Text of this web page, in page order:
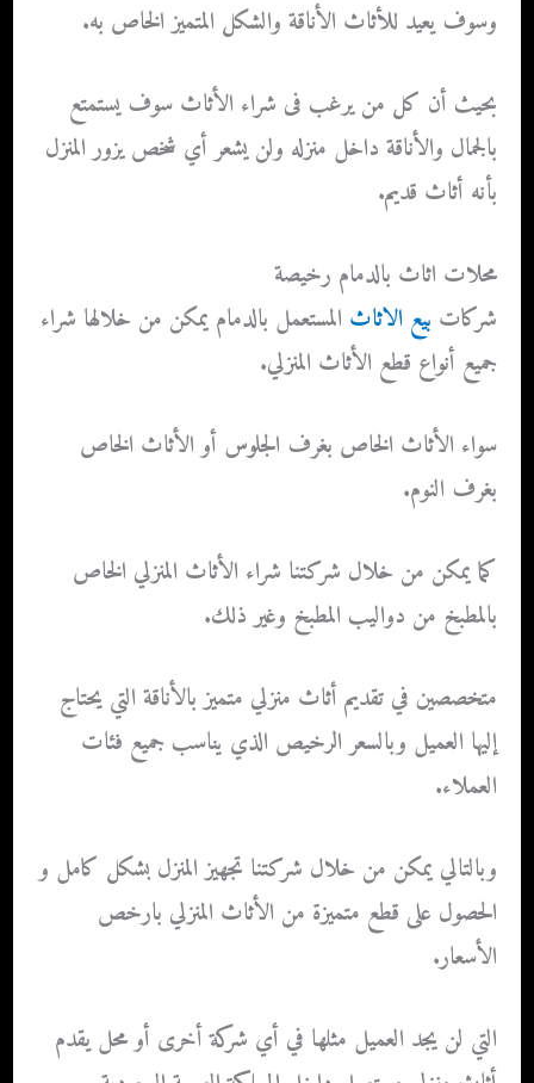
وسوف يعيد للأثاث الأناقة والشكل المتميز الخاص به.
بحيث أن كل من يرغب فى شراء الأثاث سوف يستمتع
بالجمال والأناقة داخل منزله ولن يشعر أي شخص يزور المنزل
بأنه أثاث قديم.
محلات اثاث بالدمام رخيصة
شركات بيع الاثاث المستعمل بالدمام يمكن من خلالها شراء
جميع أنواع قطع الأثاث المنزلي.
سواء الأثاث الخاص بغرف الجلوس أو الأثاث الخاص
بغرف النوم.
كما يمكن من خلال شركتنا شراء الأثاث المنزلي الخاص
بالمطبخ من دواليب المطبخ وغير ذلك.
متخصصين في تقديم أثاث منزلي متميز بالأناقة التي يحتاج
إليها العميل وبالسعر الرخيص الذي يناسب جميع فئات
العملاء.
وبالتالي يمكن من خلال شركتنا تجهيز المنزل بشكل كامل و
الحصول على قطع متميزة من الأثاث المنزلي بارخص
الأسعار.
التي لن يجد العميل مثلها في أي شركة أخرى أو محل يقدم